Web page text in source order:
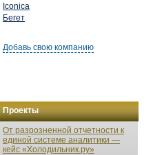
Iconica
Бегет
Добавь свою компанию
Проекты
От разрозненной отчетности к
единой системе аналитики —
кейс «Холодильник.ру»